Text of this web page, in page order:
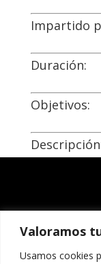
Valoramos
Usamos cookies
Impartido
Duración:
Objetivos: